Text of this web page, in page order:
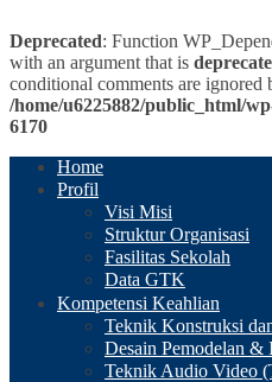
Deprecated: Function
with an argument that is
conditional comments are ignored
/home/u6225882/public_html/
6170
Home
Profil
Visi Misi
Struktur Organisasi
Fasilitas Sekolah
Data GTK
Kompetensi Keahlian
Teknik Konstruksi
Desain Pemodelan
Teknik Audio Video